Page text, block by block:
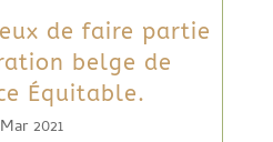
de faire partie
belge de
Équitable.
2021